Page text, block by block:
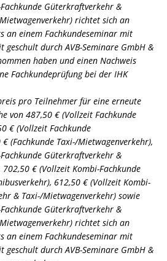
Güterkraftverkehr &
richtet sich an
an einem Fachkundeseminar mit
geschult durch AVB-Seminare GmbH &
haben und einen Nachweis
Fachkundeprüfung bei der IHK
pro Teilnehmer für eine erneute
von 487,50 € (Vollzeit Fachkunde
€ (Vollzeit Fachkunde
(Fachkunde Taxi-/Mietwagenverkehr),
Güterkraftverkehr &
€ (Vollzeit Kombi-Fachkunde
612,50 € (Vollzeit Kombi-
& Taxi-/Mietwagenverkehr) sowie
Güterkraftverkehr &
richtet sich an
an einem Fachkundeseminar mit
geschult durch AVB-Seminare GmbH &